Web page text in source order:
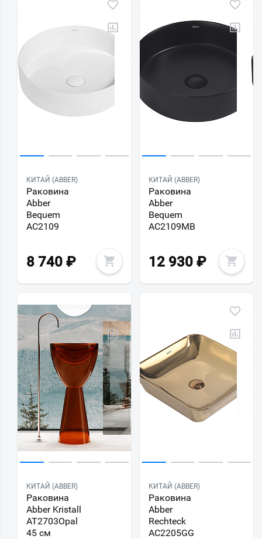
КИТАЙ (ABBER)
Раковина
Abber
Bequem
AC2109
8 740 ₽
КИТАЙ (ABBER)
Раковина
Abber
Bequem
AC2109MB
12 930 ₽
КИТАЙ (ABBER)
Раковина
Abber Kristall
AT2703Opal
45 см
КИТАЙ (ABBER)
Раковина
Abber
Rechteck
AC2205GG